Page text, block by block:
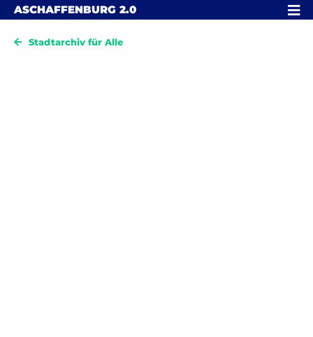
Skip to content
ASCHAFFENBURG 2.0 MENÜ
Stadtarchiv für Alle